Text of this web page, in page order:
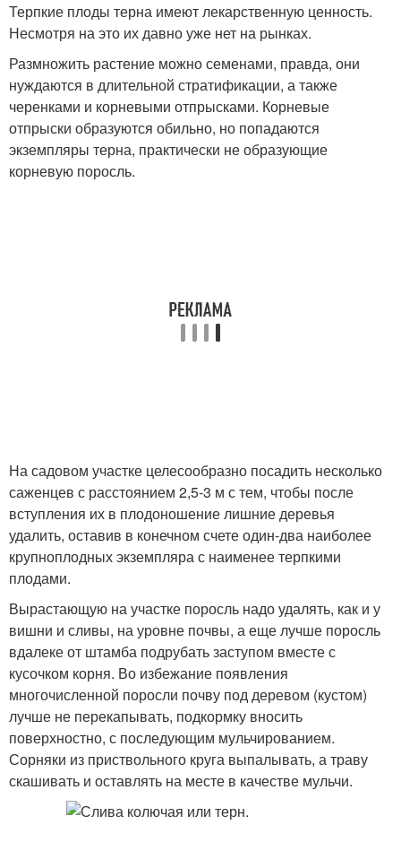
Терпкие плоды терна имеют лекарственную ценность.
Несмотря на это их давно уже нет на рынках.
Размножить растение можно семенами, правда, они
нуждаются в длительной стратификации, а также
черенками и корневыми отпрысками. Корневые
отпрыски образуются обильно, но попадаются
экземпляры терна, практически не образующие
корневую поросль.
На садовом участке целесообразно посадить несколько
саженцев с расстоянием 2,5-3 м с тем, чтобы после
вступления их в плодоношение лишние деревья
удалить, оставив в конечном счете один-два наиболее
крупноплодных экземпляра с наименее терпкими
плодами.
Вырастающую на участке поросль надо удалять, как и у
вишни и сливы, на уровне почвы, а еще лучше поросль
вдалеке от штамба подрубать заступом вместе с
кусочком корня. Во избежание появления
многочисленной поросли почву под деревом (кустом)
лучше не перекапывать, подкормку вносить
поверхностно, с последующим мульчированием.
Сорняки из приствольного круга выпалывать, а траву
скашивать и оставлять на месте в качестве мульчи.